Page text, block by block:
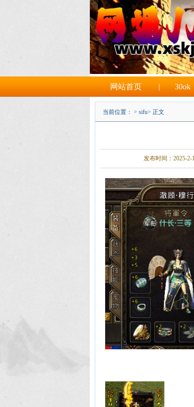
网站首页 | 30ok
当前位置： > sifu> 正文
发布时间：2025-2-